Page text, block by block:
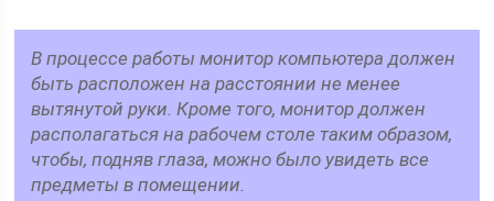
В процессе работы монитор компьютера должен
быть расположен на расстоянии не менее
вытянутой руки. Кроме того, монитор должен
располагаться на рабочем столе таким образом,
чтобы, подняв глаза, можно было увидеть все
предметы в помещении.